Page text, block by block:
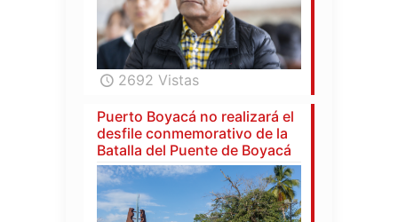
2692 Vistas
Puerto Boyacá no realizará el
desfile conmemorativo de la
Batalla del Puente de Boyacá